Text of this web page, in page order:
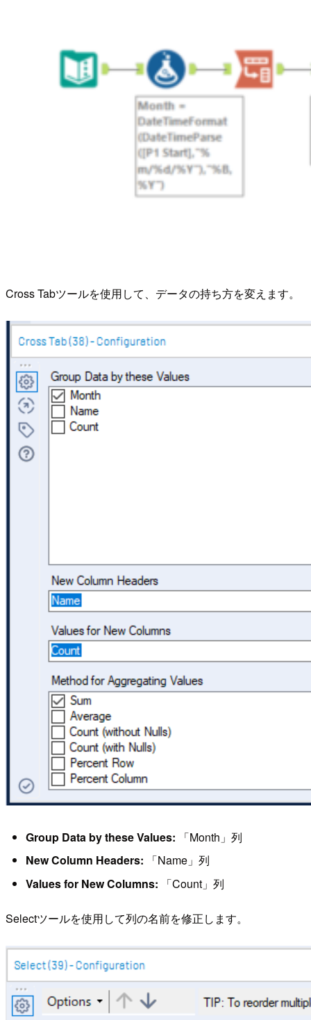
Cross Tabツールを使用して、データの持ち方を変えます。
Group Data by these Values: 「Month」列
New Column Headers: 「Name」列
Values for New Columns: 「Count」列
Selectツールを使用して列の名前を修正します。